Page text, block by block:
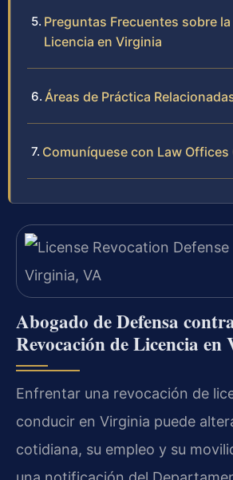
Preguntas Frecuentes sobre
Licencia en Virginia
Áreas de Práctica
Comuníquese con Law Offices
Abogado de Defensa
Revocación de Licencia
Enfrentar una revocación de
conducir en Virginia puede
cotidiana, su empleo y su